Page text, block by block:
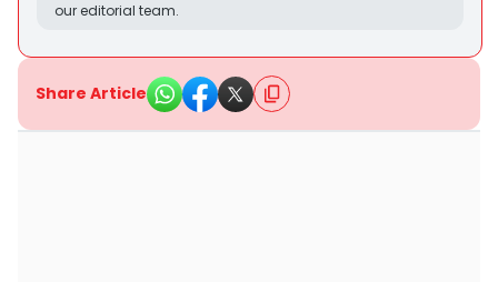
our editorial team.
Share Article